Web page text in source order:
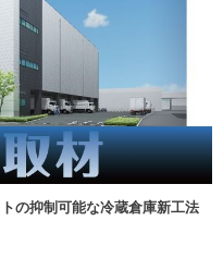
の抑制可能な冷蔵倉庫新工法